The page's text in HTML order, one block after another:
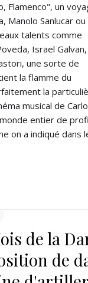
Flamenco", un
Manolo Sanlucar ou
talents comme
Israel Galvan,
une sorte de
la flamme du
la
musical de
entier de
on a indiqué dans
de la
de